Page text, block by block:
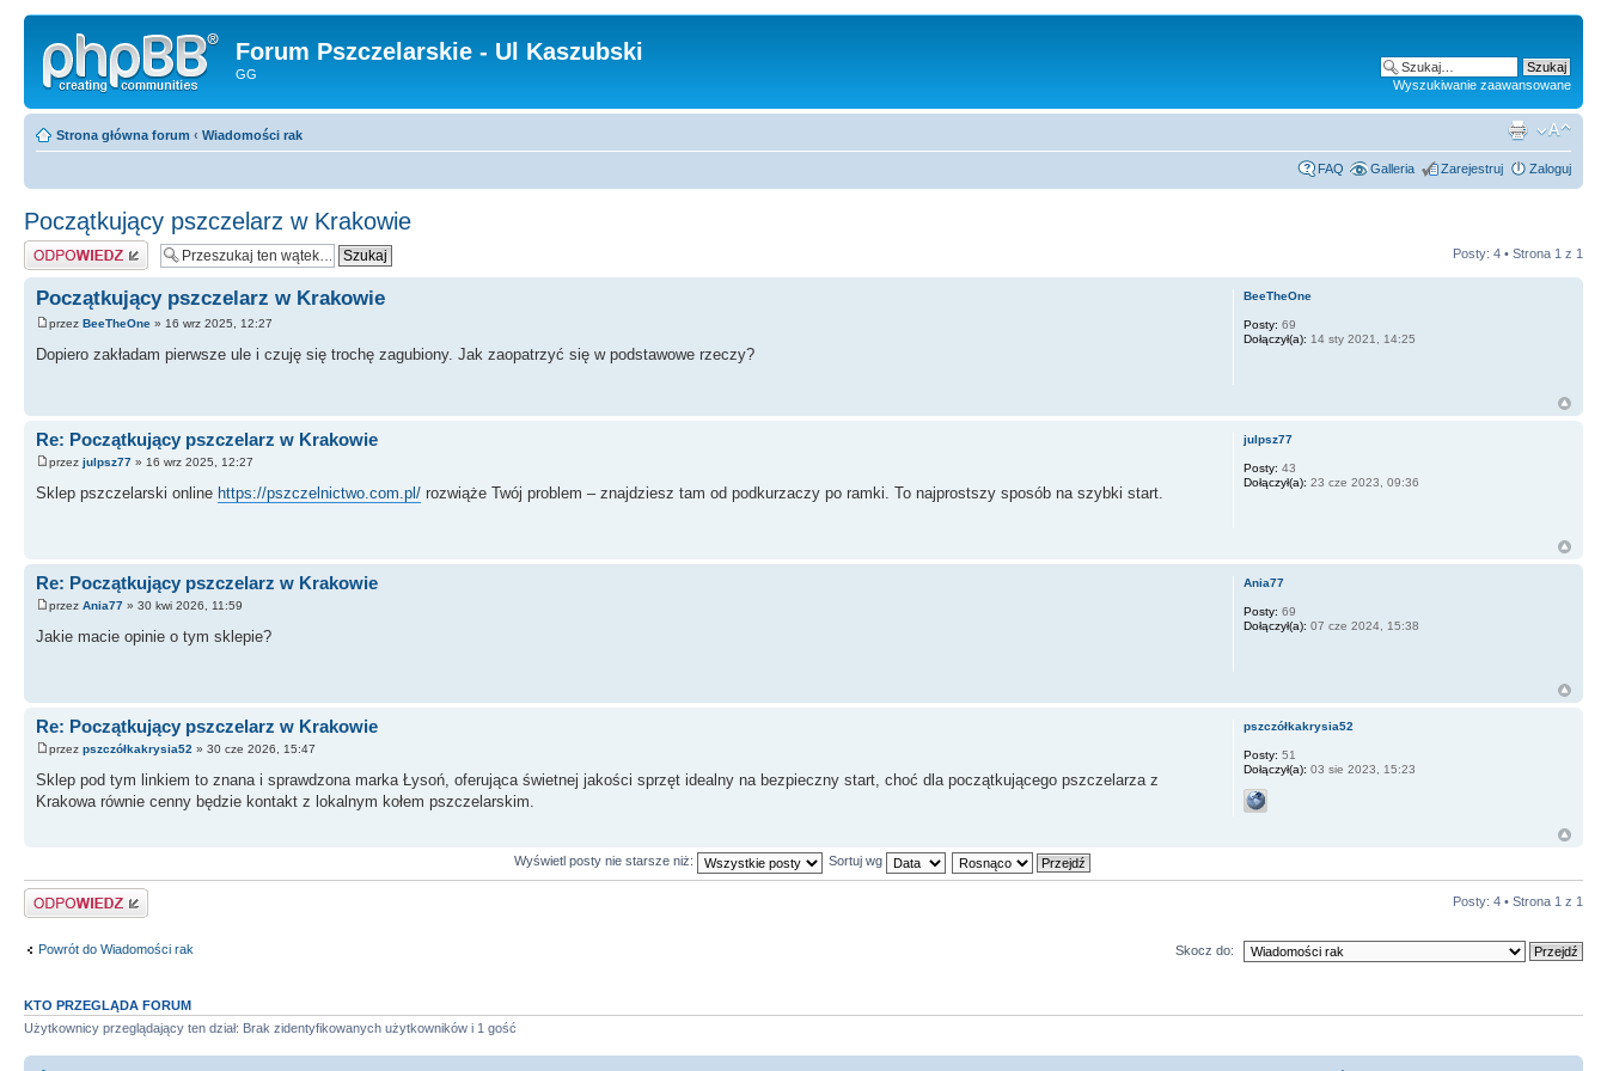
Forum Pszczelarskie - Ul Kaszubski
GG
Wyszukiwanie zaawansowane
Strona główna forum ‹ Wiadomości rak
FAQ Galleria Zarejestruj Zaloguj
Początkujący pszczelarz w Krakowie
Odpowiedz Posty: 4 • Strona 1 z 1
Początkujący pszczelarz w Krakowie
przez BeeTheOne » 16 wrz 2025, 12:27
Dopiero zakładam pierwsze ule i czuję się trochę zagubiony. Jak zaopatrzyć się w podstawowe rzeczy?
BeeTheOne
Posty: 69
Dołączył(a): 14 sty 2021, 14:25
Re: Początkujący pszczelarz w Krakowie
przez julpsz77 » 16 wrz 2025, 12:27
Sklep pszczelarski online https://pszczelnictwo.com.pl/ rozwiąże Twój problem – znajdziesz tam od podkurzaczy po ramki. To najprostszy sposób na szybki start.
julpsz77
Posty: 43
Dołączył(a): 23 cze 2023, 09:36
Re: Początkujący pszczelarz w Krakowie
przez Ania77 » 30 kwi 2026, 11:59
Jakie macie opinie o tym sklepie?
Ania77
Posty: 69
Dołączył(a): 07 cze 2024, 15:38
Re: Początkujący pszczelarz w Krakowie
przez pszczółkakrysia52 » 30 cze 2026, 15:47
Sklep pod tym linkiem to znana i sprawdzona marka Łysoń, oferująca świetnej jakości sprzęt idealny na bezpieczny start, choć dla początkującego pszczelarza z
Krakowa równie cenny będzie kontakt z lokalnym kołem pszczelarskim.
pszczółkakrysia52
Posty: 51
Dołączył(a): 03 sie 2023, 15:23
Wyświetl posty nie starsze niż: Sortuj wg
Odpowiedz Posty: 4 • Strona 1 z 1
Powrót do Wiadomości rak Skocz do:
KTO PRZEGLĄDA FORUM
Użytkownicy przeglądający ten dział: Brak zidentyfikowanych użytkowników i 1 gość